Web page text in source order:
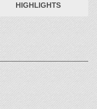
HIGHLIGHTS